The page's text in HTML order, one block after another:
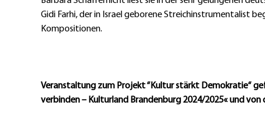
Gidi Farhi, der in Israel geborene Streichinstrumentalist
Kompositionen.
Veranstaltung zum Projekt “Kultur stärkt Demokratie“
verbinden – Kulturland Brandenburg 2024/2025« und